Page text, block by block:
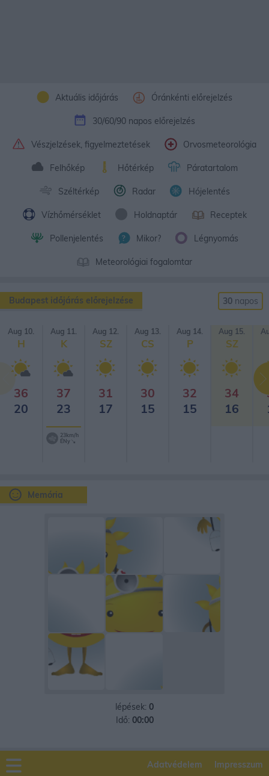
Aktuális időjárás Óránkénti előrejelzés
30/60/90 napos előrejelzés
Vészjelzések, figyelmeztetések Orvosmeteorológia
Felhőkép Hőtérkép Páratartalom
Széltérkép Radar Hójelentés
Vízhőmérséklet Holdnaptár Receptek
Pollenjelentés Mikor? Légnyomás
Meteorológiai fogalomtar
Budapest időjárás előrejelzése 30 napos
Aug 10.
H
36
20
Aug 11.
K
37
23
23km/h
ÉNy
Aug 12.
SZ
31
17
Aug 13.
CS
30
15
Aug 14.
P
32
15
Aug 15.
SZ
34
16
Memória
lépések: 0
Idő: 00:00
Adatvédelem Impresszum